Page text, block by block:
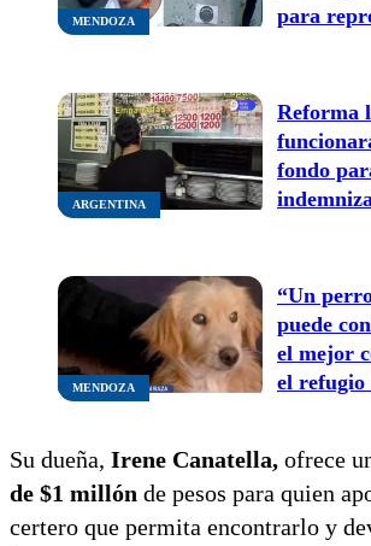
MENDOZA
para
Austria:
ayuda
ARGENTINA
Reforma
fondo
empresas
MENDOZA
“Un
puede
el mejor
el refugio
Su dueña, Irene Canatella, ofrece
de $1 millón de pesos para quien
certero que permita encontrarlo y